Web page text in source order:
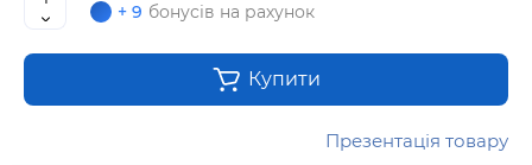
+ 9 бонусів на рахунок
Купити
Презентація товару